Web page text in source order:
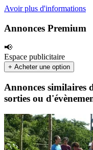
Annonces Premium
📢
Espace publicitaire
+ Acheter une option
Avoir plus d'informations
Annonces similaires
sorties ou